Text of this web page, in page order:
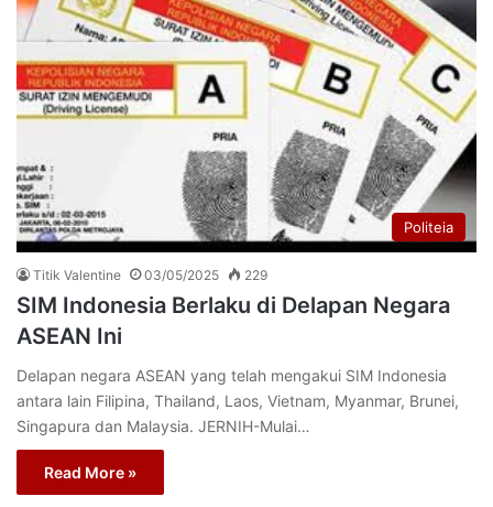
Politeia
Titik Valentine 03/05/2025 229
SIM Indonesia Berlaku di Delapan Negara
ASEAN Ini
Delapan negara ASEAN yang telah mengakui SIM Indonesia
antara lain Filipina, Thailand, Laos, Vietnam, Myanmar, Brunei,
Singapura dan Malaysia. JERNIH-Mulai…
Read More »